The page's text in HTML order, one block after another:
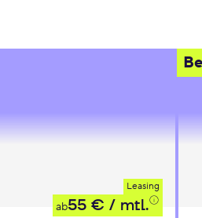
Leasing
ab55 € / mtl.